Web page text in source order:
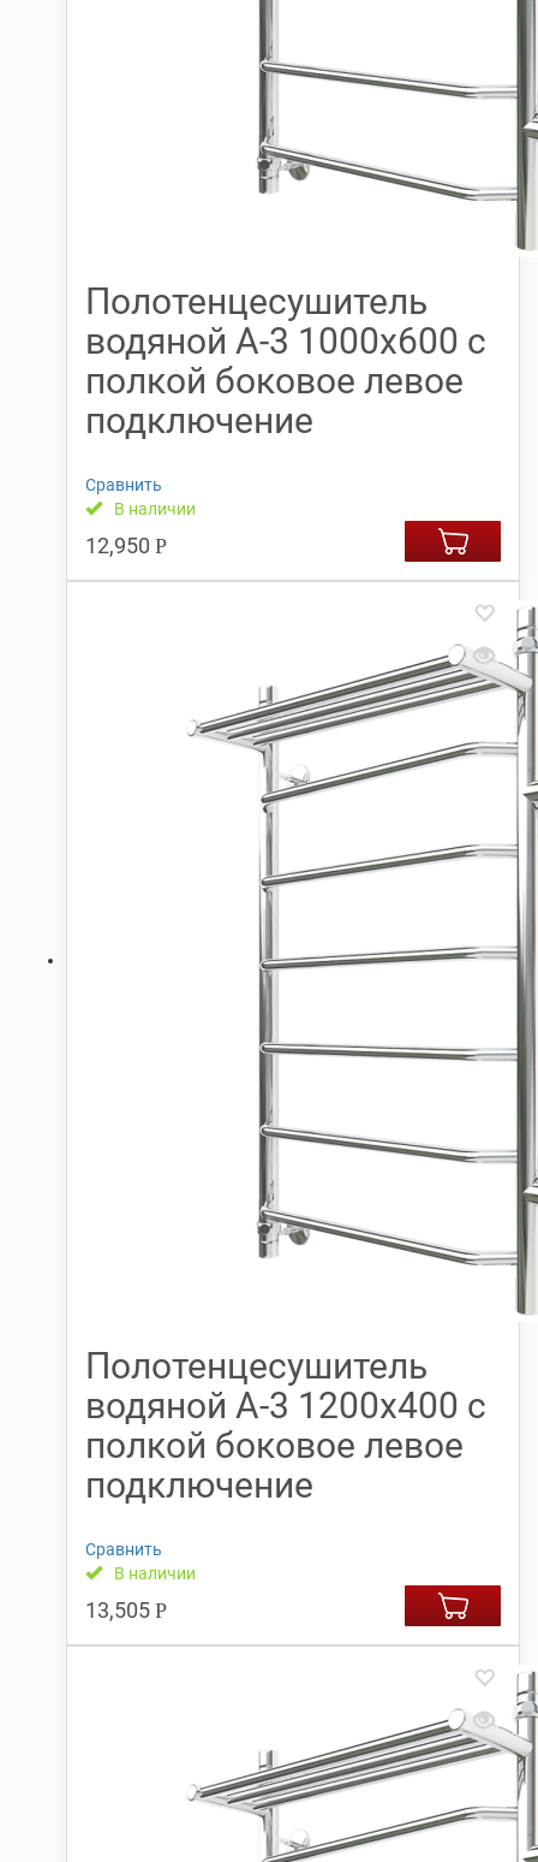
Полотенцесушитель
водяной А-3 1000х600 с
полкой боковое левое
подключение
Сравнить
В наличии
12,950 Р
Полотенцесушитель
водяной А-3 1200х400 с
полкой боковое левое
подключение
Сравнить
В наличии
13,505 Р